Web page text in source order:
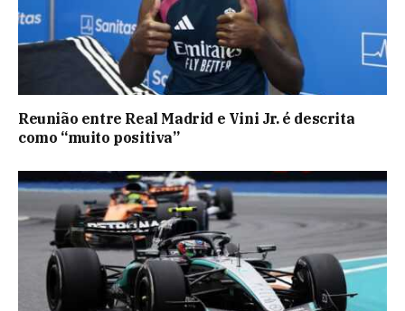
Reunião entre Real Madrid e Vini Jr. é descrita
como “muito positiva”